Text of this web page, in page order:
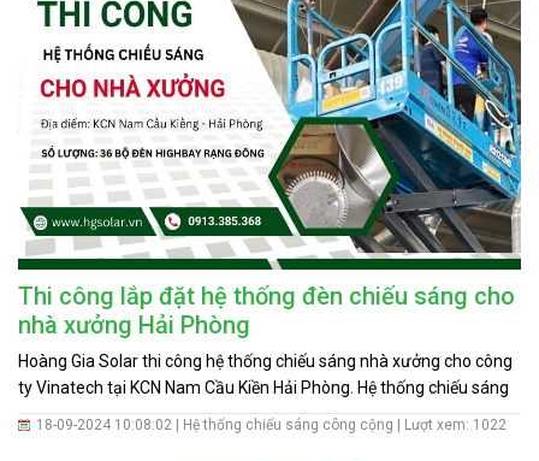
Tin
Hỏi
Tài
liệu
Liên
hệ
Tuyển
dụng
Thi công lắp đặt hệ thống đèn chiếu sáng cho
nhà xưởng Hải Phòng
Hoàng Gia Solar thi công hệ thống chiếu sáng nhà xưởng cho công
ty Vinatech tại KCN Nam Cầu Kiền Hải Phòng. Hệ thống chiếu sáng
bao gồm 36 bộ đèn LED thương hiệu Rạng Đông chuyên dụng cho
18-09-2024 10:08:02 | Hệ thống chiếu sáng công cộng | Lượt xem: 1022